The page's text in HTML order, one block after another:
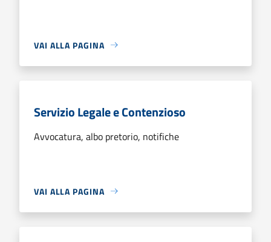
VAI ALLA PAGINA
Servizio Legale e Contenzioso
Avvocatura, albo pretorio, notifiche
VAI ALLA PAGINA